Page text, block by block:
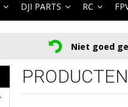
DJI PARTS RC
Niet goed